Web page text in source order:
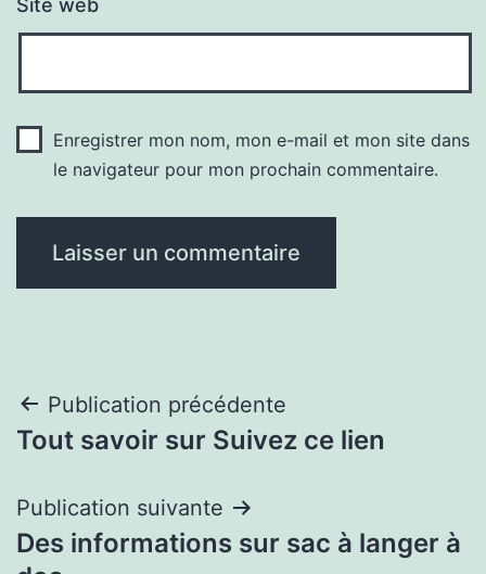
Enregistrer mon nom, mon e-mail et mon site dans
le navigateur pour mon prochain commentaire.
Navigation
de
l’article
Publication précédente
Tout savoir sur Suivez ce lien
Publication suivante
Des informations sur sac à langer à